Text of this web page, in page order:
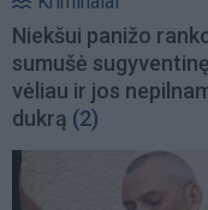
Niekšui panižo
sumušė
vėliau ir jos
dukrą (2)